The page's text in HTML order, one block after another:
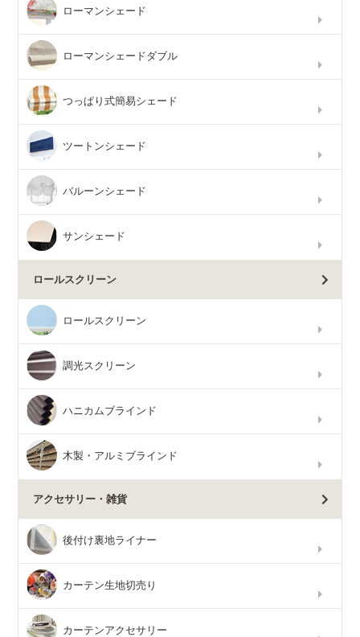
ローマンシェード
ローマンシェードダブル
つっぱり式簡易シェード
ツートンシェード
バルーンシェード
サンシェード
ロールスクリーン
ロールスクリーン
調光スクリーン
ハニカムブラインド
木製・アルミブラインド
アクセサリー・雑貨
後付け裏地ライナー
カーテン生地切売り
カーテンアクセサリー